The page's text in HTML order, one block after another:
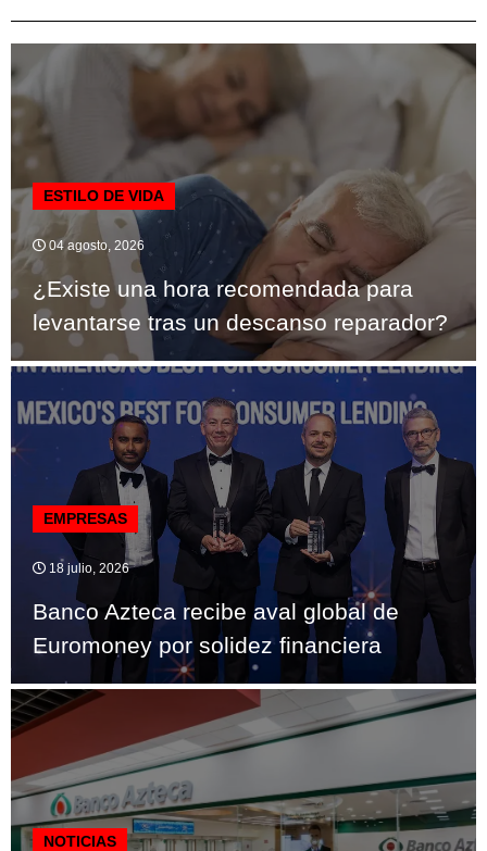
ESTILO DE VIDA
04 agosto, 2026
¿Existe una hora recomendada para
levantarse tras un descanso reparador?
EMPRESAS
18 julio, 2026
Banco Azteca recibe aval global de
Euromoney por solidez financiera
NOTICIAS